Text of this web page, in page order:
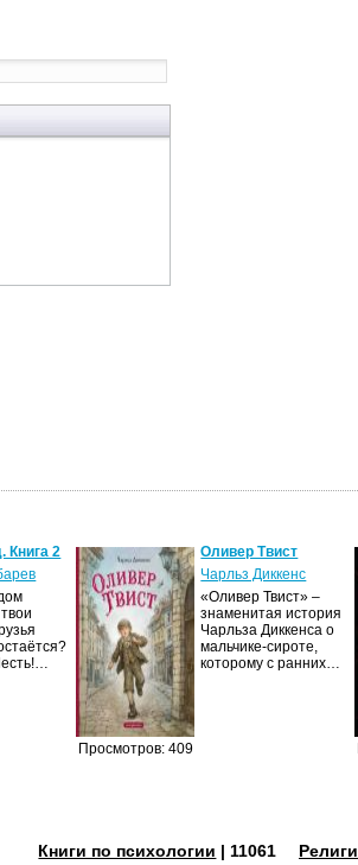
Книга 2
Просмотров: 409
Оливер Твист
Чарльз Диккенс
«Оливер Твист» –
знаменитая история
Чарльза Диккенса о
мальчике-сироте,
которому с ранних…
Книги по психологии | 11061